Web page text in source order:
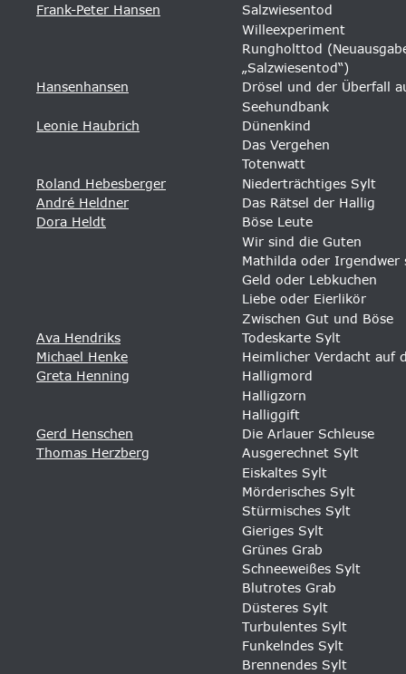
Frank-Peter Hansen
Salzwiesentod
Willeexperiment
Rungholttod
„Salzwiesentod“)
Hansenhansen
Drösel und der Überfall
Seehundbank
Leonie Haubrich
Dünenkind
Das Vergehen
Totenwatt
Roland Hebesberger
Niederträchtiges Sylt
André Heldner
Das Rätsel der Hallig
Dora Heldt
Böse Leute
Wir sind die Guten
Mathilda oder
Geld oder Lebkuchen
Liebe oder Eierlikör
Zwischen Gut und Böse
Ava Hendriks
Todeskarte Sylt
Michael Henke
Heimlicher Verdacht auf
Greta Henning
Halligmord
Halligzorn
Halliggift
Gerd Henschen
Die Arlauer Schleuse
Thomas Herzberg
Ausgerechnet Sylt
Eiskaltes Sylt
Mörderisches Sylt
Stürmisches Sylt
Gieriges Sylt
Grünes Grab
Schneeweißes Sylt
Blutrotes Grab
Düsteres Sylt
Turbulentes Sylt
Funkelndes Sylt
Brennendes Sylt